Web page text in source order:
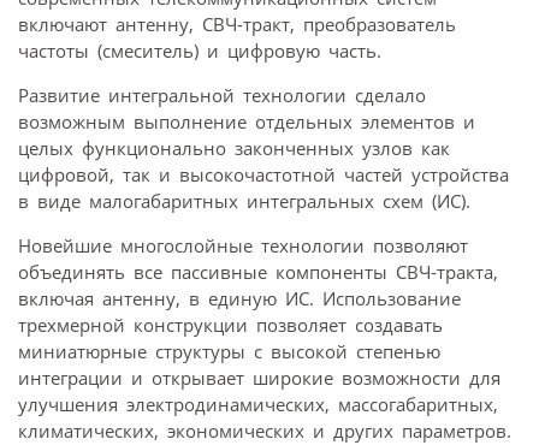
включают антенну, СВЧ-тракт, преобразователь
частоты (смеситель) и цифровую часть.
Развитие интегральной технологии сделало
возможным выполнение отдельных элементов и
целых функционально законченных узлов как
цифровой, так и высокочастотной частей устройства
в виде малогабаритных интегральных схем (ИС).
Новейшие многослойные технологии позволяют
объединять все пассивные компоненты СВЧ-тракта,
включая антенну, в единую ИС. Использование
трехмерной конструкции позволяет создавать
миниатюрные структуры с высокой степенью
интеграции и открывает широкие возможности для
улучшения электродинамических, массогабаритных,
климатических, экономических и других параметров.